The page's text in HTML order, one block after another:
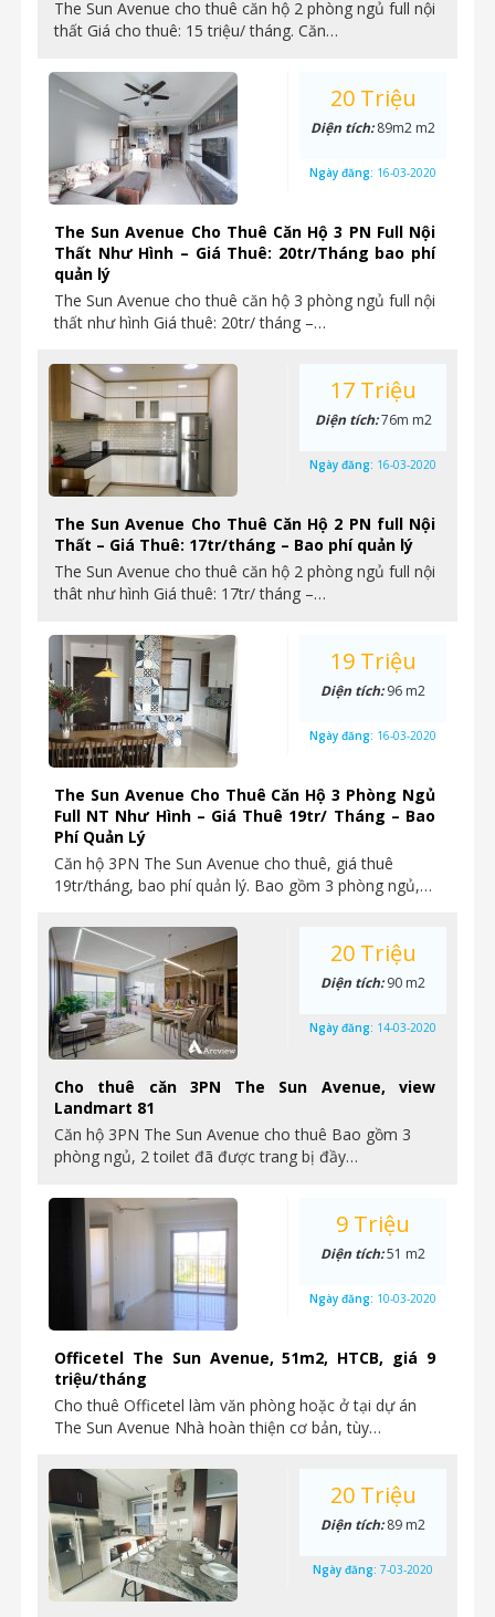
The Sun Avenue cho thuê căn hộ 2 phòng ngủ full nội
thất Giá cho thuê: 15 triệu/ tháng. Căn…
The Sun Avenue Cho Thuê Căn Hộ 3 PN Full Nội
Thất Như Hình – Giá Thuê: 20tr/Tháng bao phí
quản lý
The Sun Avenue cho thuê căn hộ 3 phòng ngủ full nội
thất như hình Giá thuê: 20tr/ tháng –…
20 Triệu
Diện tích:89m2 m2
Ngày đăng: 16-03-2020
The Sun Avenue Cho Thuê Căn Hộ 2 PN full Nội
Thất – Giá Thuê: 17tr/tháng – Bao phí quản lý
The Sun Avenue cho thuê căn hộ 2 phòng ngủ full nội
thât như hình Giá thuê: 17tr/ tháng –…
17 Triệu
Diện tích:76m m2
Ngày đăng: 16-03-2020
The Sun Avenue Cho Thuê Căn Hộ 3 Phòng Ngủ
Full NT Như Hình – Giá Thuê 19tr/ Tháng – Bao
Phí Quản Lý
Căn hộ 3PN The Sun Avenue cho thuê, giá thuê
19tr/tháng, bao phí quản lý. Bao gồm 3 phòng ngủ,…
19 Triệu
Diện tích:96 m2
Ngày đăng: 16-03-2020
Cho thuê căn 3PN The Sun Avenue, view
Landmart 81
Căn hộ 3PN The Sun Avenue cho thuê Bao gồm 3
phòng ngủ, 2 toilet đã được trang bị đầy…
20 Triệu
Diện tích:90 m2
Ngày đăng: 14-03-2020
Officetel The Sun Avenue, 51m2, HTCB, giá 9
triệu/tháng
Cho thuê Officetel làm văn phòng hoặc ở tại dự án
The Sun Avenue Nhà hoàn thiện cơ bản, tùy…
9 Triệu
Diện tích:51 m2
Ngày đăng: 10-03-2020
20 Triệu
Diện tích:89 m2
Ngày đăng: 7-03-2020